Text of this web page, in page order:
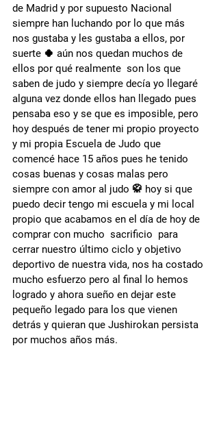
de Madrid y por supuesto Nacional
siempre han luchando por lo que más
nos gustaba y les gustaba a ellos, por
suerte 🍀 aún nos quedan muchos de
ellos por qué realmente  son los que
saben de judo y siempre decía yo llegaré
alguna vez donde ellos han llegado pues
pensaba eso y se que es imposible, pero
hoy después de tener mi propio proyecto
y mi propia Escuela de Judo que
comencé hace 15 años pues he tenido
cosas buenas y cosas malas pero
siempre con amor al judo 🥋 hoy si que
puedo decir tengo mi escuela y mi local
propio que acabamos en el día de hoy de
comprar con mucho  sacrificio  para
cerrar nuestro último ciclo y objetivo
deportivo de nuestra vida, nos ha costado
mucho esfuerzo pero al final lo hemos
logrado y ahora sueño en dejar este
pequeño legado para los que vienen
detrás y quieran que Jushirokan persista
por muchos años más.